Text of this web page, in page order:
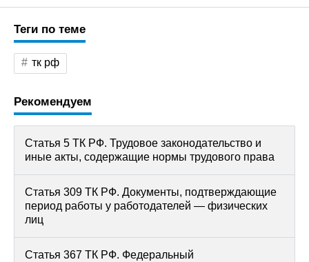
Теги по теме
тк рф
Рекомендуем
Статья 5 ТК РФ. Трудовое законодательство и
иные акты, содержащие нормы трудового права
Статья 309 ТК РФ. Документы, подтверждающие
период работы у работодателей — физических
лиц
Статья 367 ТК РФ. Федеральный